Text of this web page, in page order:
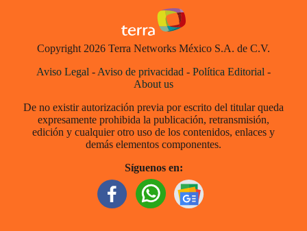
Copyright 2026 Terra Networks México S.A. de C.V.
Aviso Legal - Aviso de privacidad - Política Editorial -
About us
De no existir autorización previa por escrito del titular queda
expresamente prohibida la publicación, retransmisión,
edición y cualquier otro uso de los contenidos, enlaces y
demás elementos componentes.
Síguenos en: